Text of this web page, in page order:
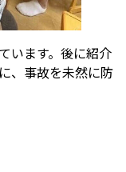
います。後に紹介
、事故を未然に防